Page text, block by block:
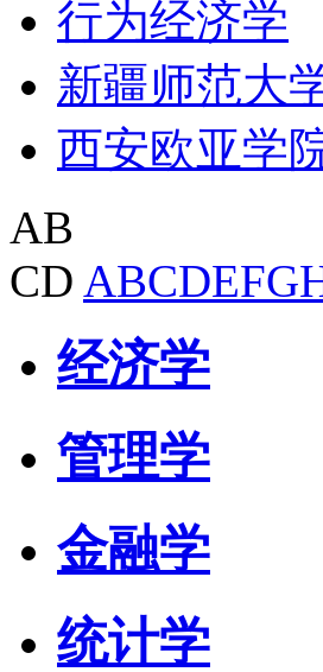
行为经济学
新疆师范大
西安欧亚学
AB
CD ABCDEFG
经济学
管理学
金融学
统计学